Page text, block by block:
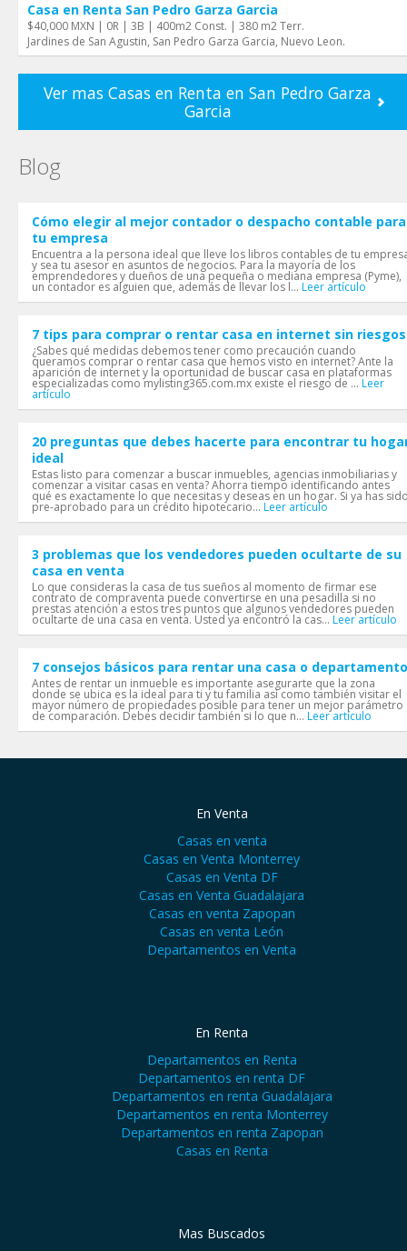
Casa en Renta San Pedro Garza Garci­a
$40,000 MXN | 0R | 3B | 400m2 Const. | 380 m2 Terr.
Jardines de San Agustin, San Pedro Garza Garci­a, Nuevo Leon.
Ver mas Casas en Renta en San Pedro Garza
Garci­a
Blog
Cómo elegir al mejor contador o despacho contable para
tu empresa
Encuentra a la persona ideal que lleve los libros contables de tu
y sea tu asesor en asuntos de negocios. Para la mayoría de los
emprendedores y dueños de una pequeña o mediana empresa (Pyme),
un contador es alguien que, además de llevar los l... Leer artículo
7 tips para comprar o rentar casa en internet sin riesgos
¿Sabes qué medidas debemos tener como precaución cuando
queramos comprar o rentar casa que hemos visto en internet? Ante la
aparición de internet y la oportunidad de buscar casa en plataformas
especializadas como mylisting365.com.mx existe el riesgo de ... Leer
artículo
20 preguntas que debes hacerte para encontrar tu
ideal
Estas listo para comenzar a buscar inmuebles, agencias inmobiliarias y
comenzar a visitar casas en venta? Ahorra tiempo identificando antes
qué es exactamente lo que necesitas y deseas en un hogar. Si ya has
pre-aprobado para un crédito hipotecario... Leer artículo
3 problemas que los vendedores pueden ocultarte de su
casa en venta
Lo que consideras la casa de tus sueños al momento de firmar ese
contrato de compraventa puede convertirse en una pesadilla si no
prestas atención a estos tres puntos que algunos vendedores pueden
ocultarte de una casa en venta. Usted ya encontró la cas... Leer artículo
7 consejos básicos para rentar una casa o departamento
Antes de rentar un inmueble es importante asegurarte que la zona
donde se ubica es la ideal para ti y tu familia así como también visitar el
mayor número de propiedades posible para tener un mejor parámetro
de comparación. Debes decidir también si lo que n... Leer artículo
En Venta
Casas en venta
Casas en Venta Monterrey
Casas en Venta DF
Casas en Venta Guadalajara
Casas en venta Zapopan
Casas en venta León
Departamentos en Venta
En Renta
Departamentos en Renta
Departamentos en renta DF
Departamentos en renta Guadalajara
Departamentos en renta Monterrey
Departamentos en renta Zapopan
Casas en Renta
Mas Buscados